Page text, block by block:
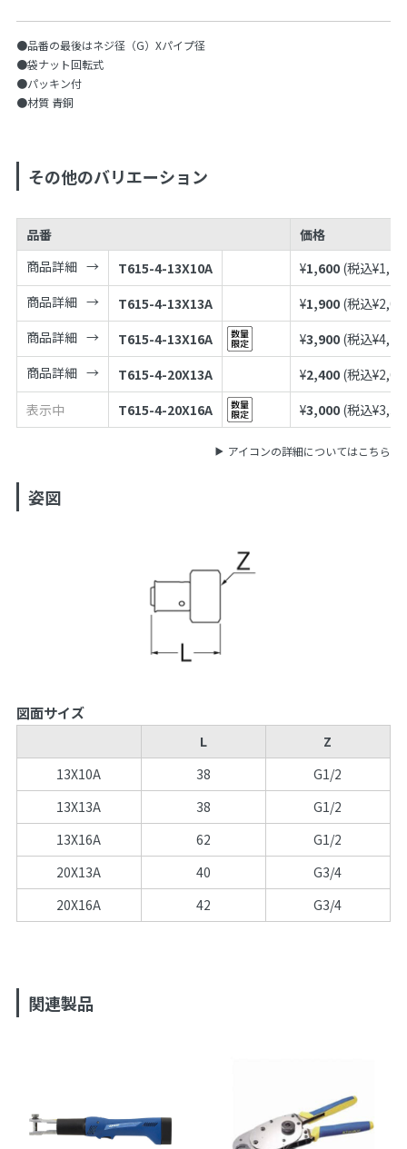
●品番の最後はネジ径（G）Xパイプ径
●袋ナット回転式
●パッキン付
●材質 青銅
その他のバリエーション
品番
価格
商品詳細
T615-4-13X10A ¥1,600 (税込¥
商品詳細
T615-4-13X13A ¥1,900 (税込¥
商品詳細
T615-4-13X16A ¥3,900 (税込¥
商品詳細
T615-4-20X13A ¥2,400 (税込¥
表示中
T615-4-20X16A ¥3,000 (税込¥
アイコンの詳細についてはこちら
姿図
図面サイズ
L
Z
13X10A
38
G1/2
13X13A
38
G1/2
13X16A
62
G1/2
20X13A
40
G3/4
20X16A
42 G3/4
関連製品